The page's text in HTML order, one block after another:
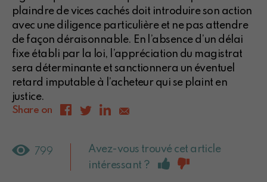
plaindre de vices cachés doit introduire son action
avec une diligence particulière et ne pas attendre
de façon déraisonnable. En l’absence d’un délai
fixe établi par la loi, l’appréciation du magistrat
sera déterminante et sanctionnera un éventuel
retard imputable à l’acheteur qui se plaint en
justice.
Share on
799
Avez-vous trouvé cet article
intéressant ?